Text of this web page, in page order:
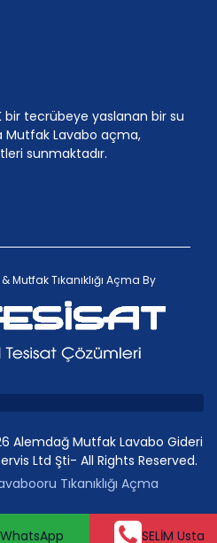
bir tecrübeye yaslanan bir su
Mutfak Lavabo açma,
sunmaktadır.
&Mutfak Tıkanıklığı Açma By
Alemdağ Mutfak Lavabo Gideri
Ltd Şti- All Rights Reserved.
Tıkanıklığı Açma
WhatsApp SELİM Usta
Whatsap